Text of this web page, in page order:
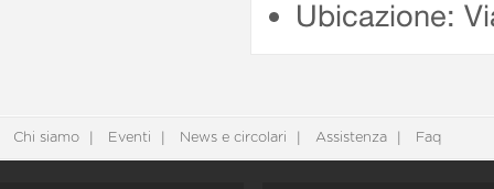
Ubicazione:
Chi siamo Eventi News e circolari Assistenza Faq